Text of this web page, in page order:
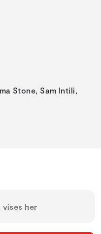
Stone, Sam Intili,
vises her